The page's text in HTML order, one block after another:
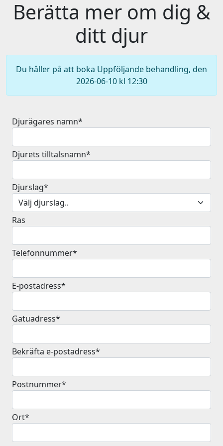
Berätta mer om dig &
ditt djur
Du håller på att boka Uppföljande behandling, den
2026-06-10 kl 12:30
Djurägares namn*
Djurets tilltalsnamn*
Djurslag*
Ras
Telefonnummer*
E-postadress*
Gatuadress*
Bekräfta e-postadress*
Postnummer*
Ort*